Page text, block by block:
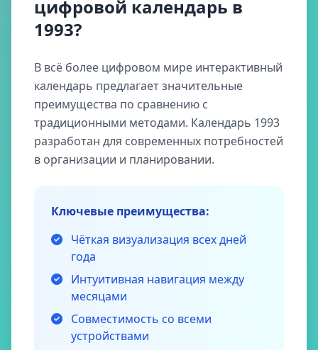
цифровой календарь в
1993?
В всё более цифровом мире интерактивный
календарь предлагает значительные
преимущества по сравнению с
традиционными методами. Календарь 1993
разработан для современных потребностей
в организации и планировании.
Ключевые преимущества:
Чёткая визуализация всех дней
года
Интуитивная навигация между
месяцами
Совместимость со всеми
устройствами